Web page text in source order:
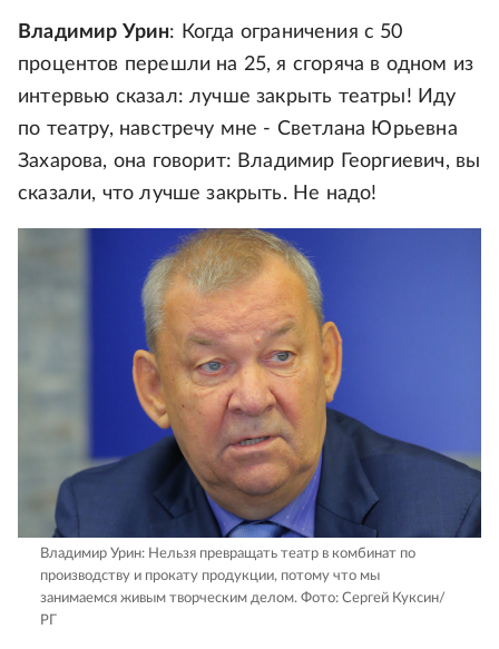
Владимир Урин: Когда ограничения с 50
процентов перешли на 25, я сгоряча в одном из
интервью сказал: лучше закрыть театры! Иду
по театру, навстречу мне - Светлана Юрьевна
Захарова, она говорит: Владимир Георгиевич, вы
сказали, что лучше закрыть. Не надо!
Владимир Урин: Нельзя превращать театр в комбинат по
производству и прокату продукции, потому что мы
занимаемся живым творческим делом. Фото: Сергей Куксин/
РГ